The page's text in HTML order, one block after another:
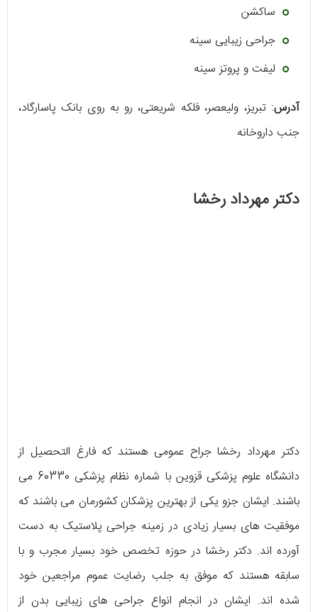
ساکشن
جراحی زیبایی سینه
لیفت و پروتز سینه
آدرس: تبریز، ولیعصر، فلکه شریعتی، رو به روی بانک پاسارگاد،
جنب داروخانه
دکتر مهرداد رخشا
دکتر مهرداد رخشا جراح عمومی هستند که فارغ التحصیل از
دانشگاه علوم پزشکی قزوین با شماره نظام پزشکی 60330 می
باشند. ایشان جزو یکی از بهترین پزشکان کشورمان می باشند که
موفقیت های بسیار زیادی در زمینه جراحی پلاستیک به دست
آورده اند. دکتر رخشا در حوزه تخصص خود بسیار مجرب و با
سابقه هستند که موفق به جلب رضایت عموم مراجعین خود
شده اند. ایشان در انجام انواع جراحی های زیبایی بدن از